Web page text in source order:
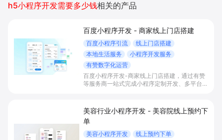
h5小程序开发需要多少钱相关的产品
百度小程序开发 - 商家线上门店搭建
百度小程序引流
线上门店搭建
本地生活服务
小程序开发服务
有赞数字化运营
百度小程序开发-商家线上门店搭建，通过有赞
等服务商一站式完成小程序定制开发、多平台联
提升到店与下单转化。
美容行业小程序开发 - 美容院线上预约下
单
美容小程序开发
线上预约下单